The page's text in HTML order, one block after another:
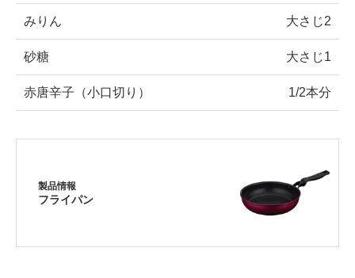
みりん 大さじ2
砂糖 大さじ1
赤唐辛子（小口切り） 1/2本分
製品情報
フライパン